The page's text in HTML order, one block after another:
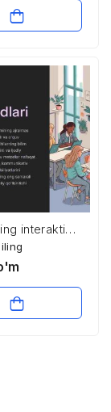
interaktiv